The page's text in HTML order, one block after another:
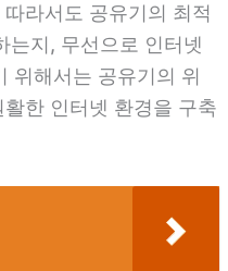
라서도 공유기의 최적
는지, 무선으로 인터넷
위해서는 공유기의 위
한 인터넷 환경을 구축